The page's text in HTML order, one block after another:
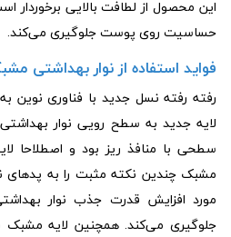
این محصول از لطافت بالایی
حساسیت روی پوست جلوگیری می‌کند.
فواید استفاده از نوار بهداشتی
رفته رفته نسل جدید با فناوری نوین
لایه جدید به سطح رویی نوار
سطحی با منافذ ریز بود و اصطلاحا
مشبک چندین نکته مثبت را به پدهای
مورد افزایش قدرت جذب نوار
جلوگیری می‌کند. همچنین لایه